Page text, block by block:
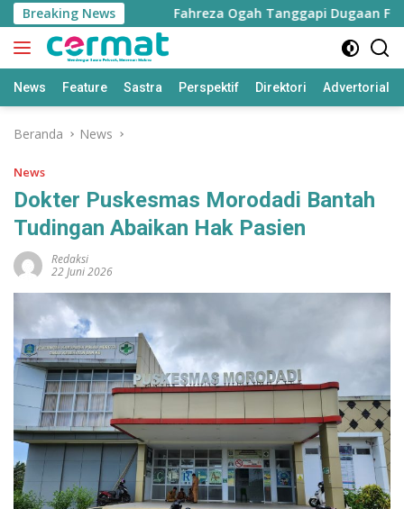
Langsung
ke
konten
Breaking News Fahreza Ogah Tanggapi Dugaan Fraud
News Feature Sastra Perspektif Direktori Advertorial
Beranda News
News
Dokter Puskesmas Morodadi Bantah
Tudingan Abaikan Hak Pasien
Redaksi
22 Juni 2026